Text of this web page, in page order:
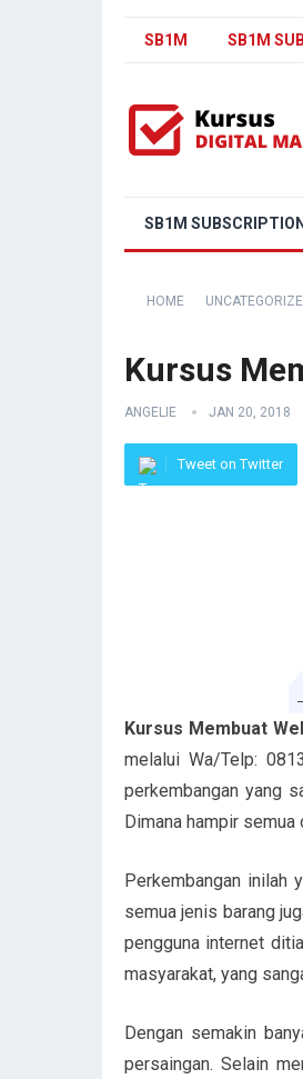
SB1M SB1M
SB1M SUBSCRIPTION
HOME
Kursus
ANGELIE JAN 20, 2018
Tweet on Twitter
Kursus Membuat
melalui Wa/Telp:
perkembangan yang
Dimana hampir
Perkembangan inilah
semua jenis barang
pengguna internet
masyarakat, yang
Dengan semakin
persaingan. Selain